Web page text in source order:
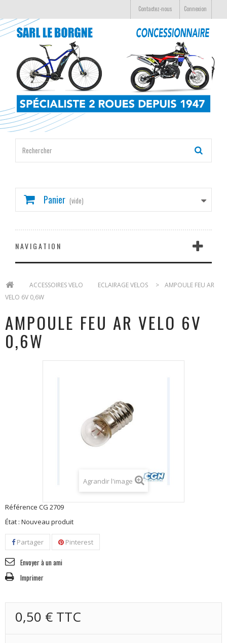
Connexion
Contactez-nous
Panier (vide)
NAVIGATION
ACCESSOIRES VELO ECLAIRAGE VELOS >
AMPOULE FEU AR
VELO 6V 0,6W
AMPOULE FEU AR VELO 6V
0,6W
Agrandir l'image
Référence CG 2709
État : Nouveau produit
Partager Pinterest
Envoyer à un ami
Imprimer
0,50 € TTC